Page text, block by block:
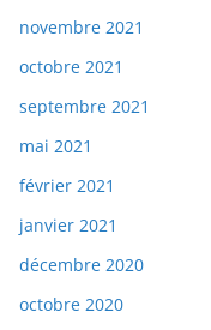
novembre 2021
octobre 2021
septembre 2021
mai 2021
février 2021
janvier 2021
décembre 2020
octobre 2020